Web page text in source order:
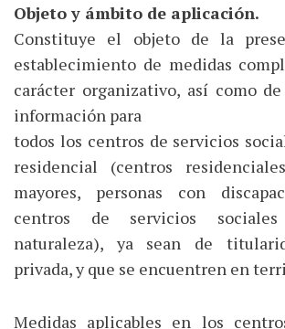
Objeto y ámbito de aplicación.
Constituye el objeto de la
establecimiento de medidas
carácter organizativo, así como
información para
todos los centros de servicios
residencial (centros
mayores, personas con
centros de servicios
naturaleza), ya sean de
privada, y que se encuentren en
Medidas aplicables en los